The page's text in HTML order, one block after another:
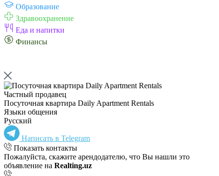
Образование
Здравоохранение
Еда и напитки
Финансы
Частный продавец
Посуточная квартира Daily Apartment Rentals
Языки общения
Русский
Написать в Telegram
Показать контакты
Пожалуйста, скажите арендодателю, что Вы нашли это
объявление на Realting.uz